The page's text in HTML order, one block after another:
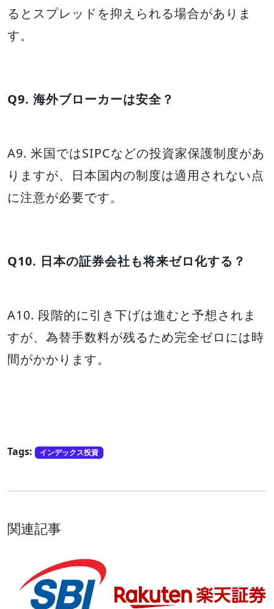
るとスプレッドを抑えられる場合がありま
す。
Q9. 海外ブローカーは安全？
A9. 米国ではSIPCなどの投資家保護制度があ
りますが、日本国内の制度は適用されない点
に注意が必要です。
Q10. 日本の証券会社も将来ゼロ化する？
A10. 段階的に引き下げは進むと予想されま
すが、為替手数料が残るため完全ゼロには時
間がかかります。
Tags: インデックス投資
関連記事